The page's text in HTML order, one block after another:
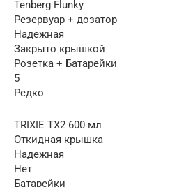
Tenberg Flunky
Резервуар + дозатор
Надежная
Закрыто крышкой
Розетка + Батарейки
5
Редко
TRIXIE TX2 600 мл
Откидная крышка
Надежная
Нет
Батарейки